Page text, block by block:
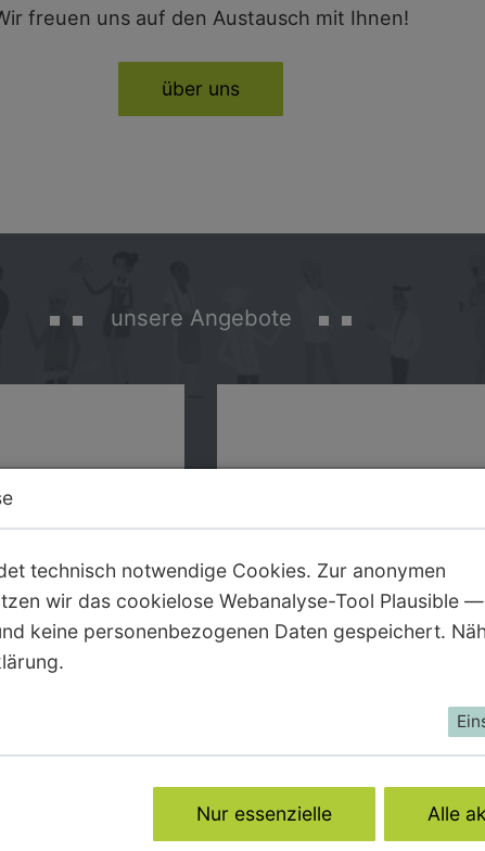
freuen uns auf den Austausch mit Ihnen!
über uns
unsere Angebote
in
technisch notwendige Cookies. Zur anonymen
wir das cookielose Webanalyse-Tool Plausible
keine personenbezogenen Daten gespeichert.
Nur essenzielle Alle